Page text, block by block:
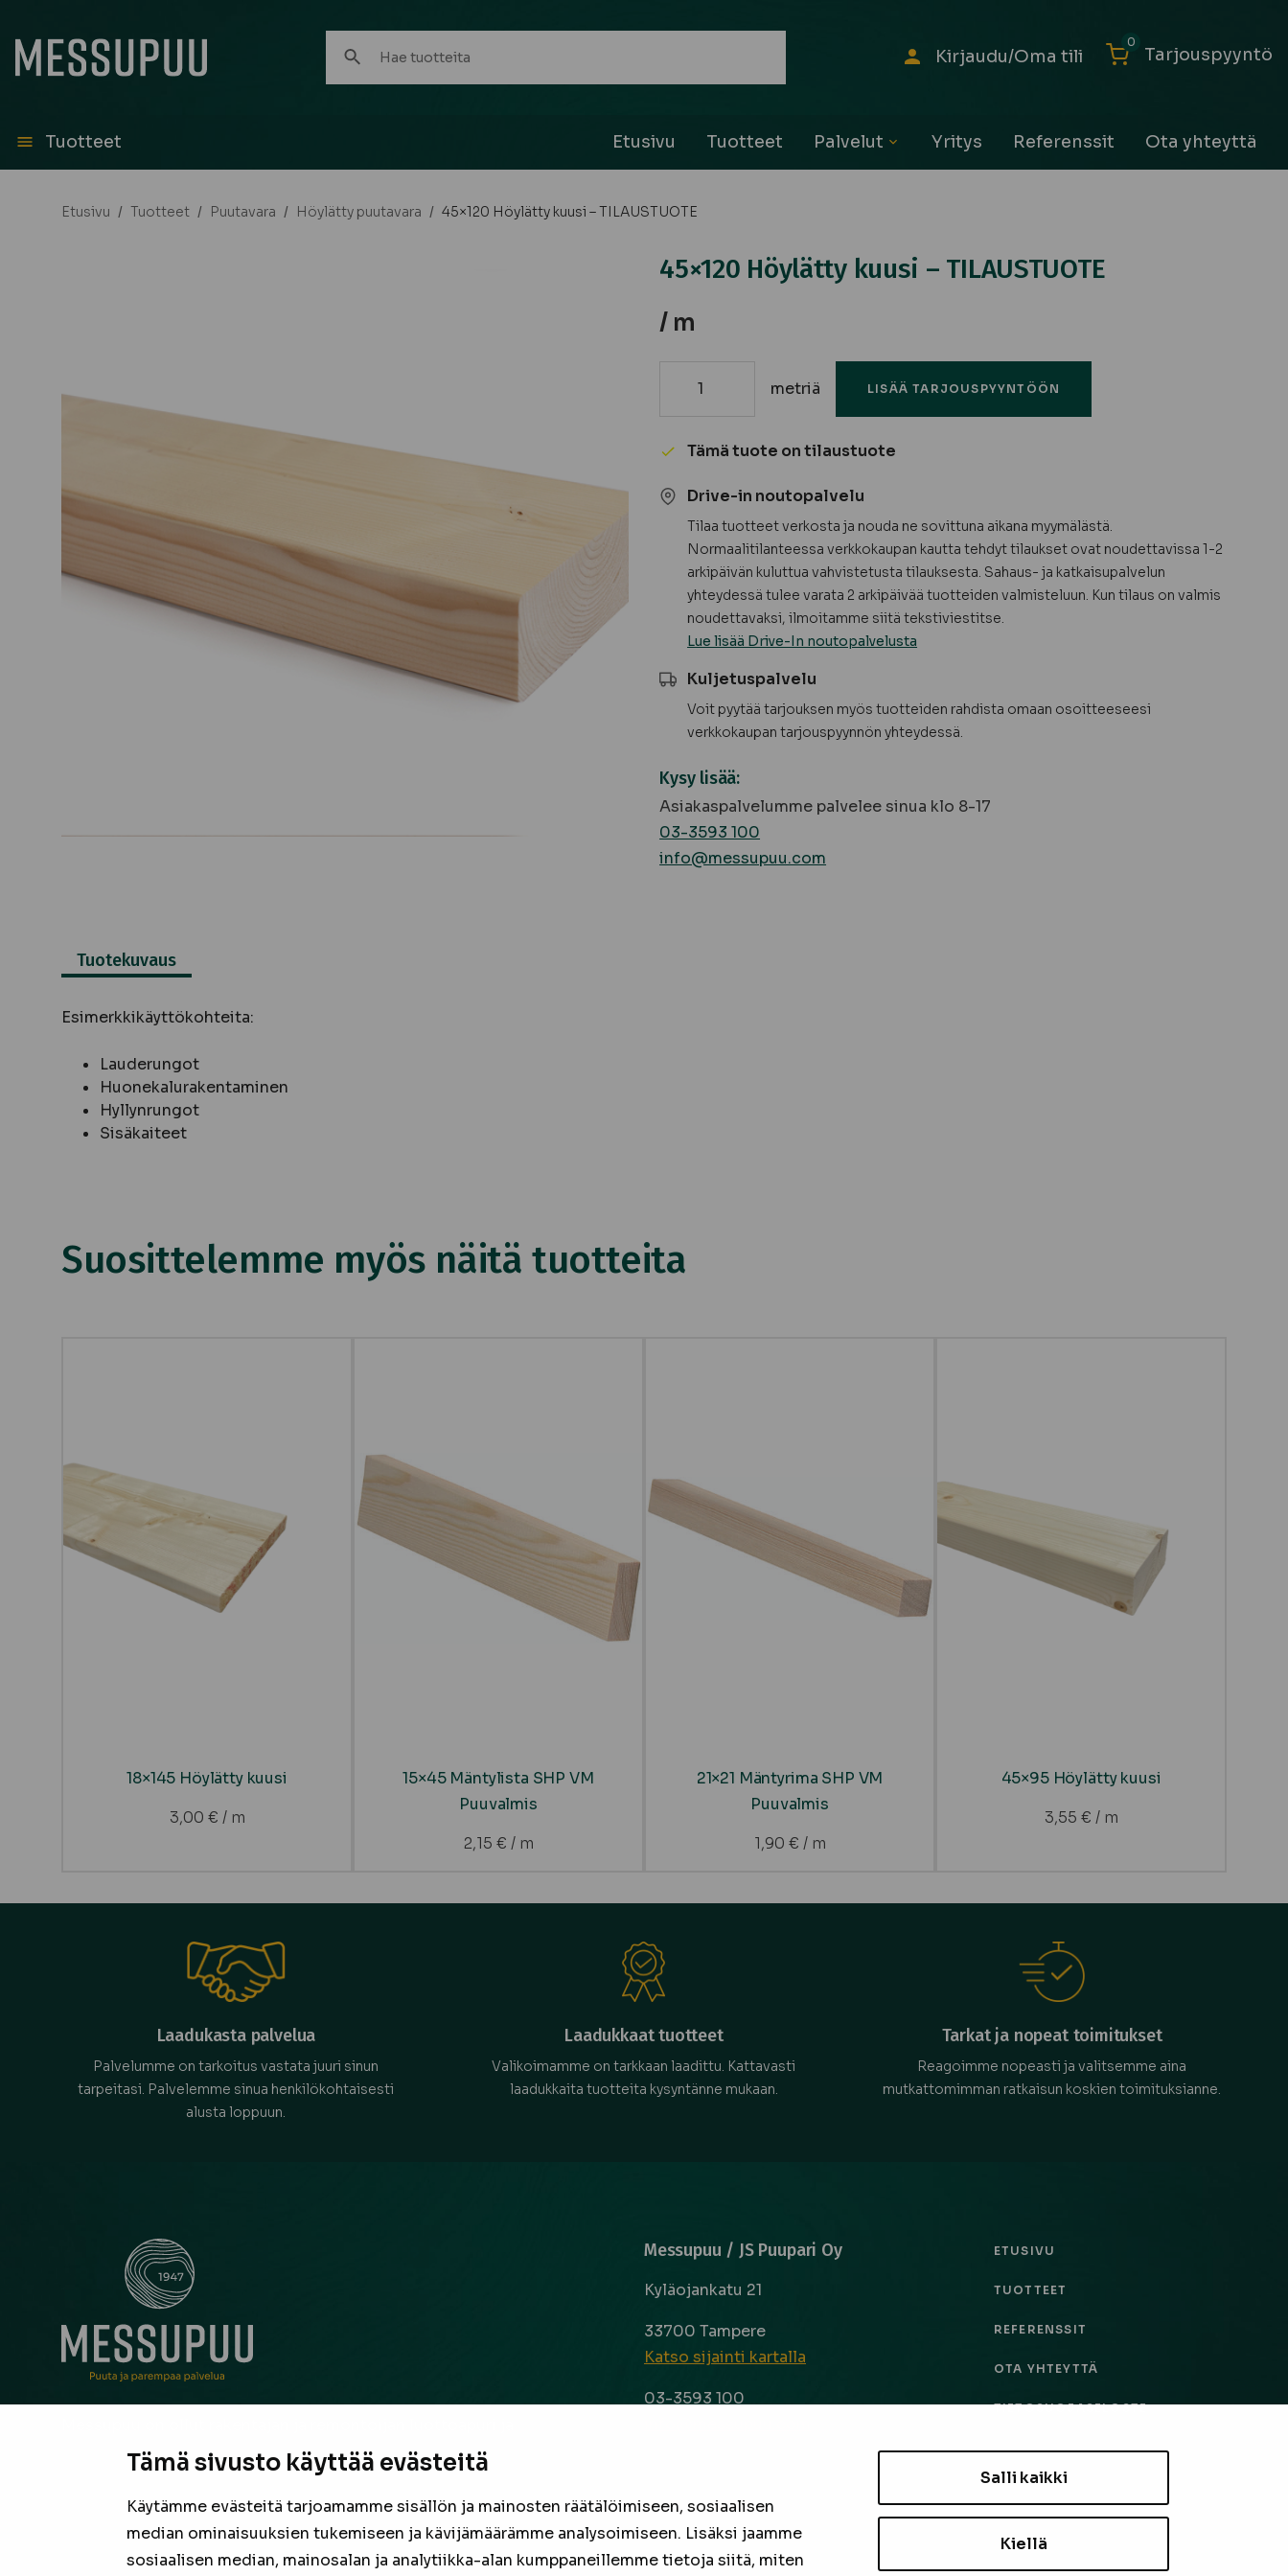
Tämä sivusto käyttää evästeitä
Käytämme evästeitä tarjoamamme sisällön ja mainosten räätälöimiseen, sosiaalisen
median ominaisuuksien tukemiseen ja kävijämäärämme analysoimiseen. Lisäksi jaamme
sosiaalisen median, mainosalan ja analytiikka-alan kumppaneillemme tietoja siitä, miten
Salli kaikki
Kiellä
tuotteita:
Kirjaudu/Oma tili Tarjouspyyntö
0
Tuotteet Etusivu Tuotteet Palvelut Yritys Referenssit Ota yhteyttä
Etusivu / Tuotteet / Puutavara / Höylätty puutavara / 45×120 Höylätty kuusi – TILAUSTUOTE
45×120 Höylätty kuusi – TILAUSTUOTE
/ m
45x120
kuusi
TILAUSTUOTE
metriä LISÄÄ TARJOUSPYYNTÖÖN
Tämä tuote on tilaustuote
Drive-in noutopalvelu
Tilaa tuotteet verkosta ja nouda ne sovittuna aikana myymälästä.
Normaalitilanteessa verkkokaupan kautta tehdyt tilaukset ovat noudettavissa 1-2
arkipäivän kuluttua vahvistetusta tilauksesta. Sahaus- ja katkaisupalvelun
yhteydessä tulee varata 2 arkipäivää tuotteiden valmisteluun. Kun tilaus on valmis
noudettavaksi, ilmoitamme siitä tekstiviestitse.
Lue lisää Drive-In noutopalvelusta
Kuljetuspalvelu
Voit pyytää tarjouksen myös tuotteiden rahdista omaan osoitteeseesi
verkkokaupan tarjouspyynnön yhteydessä.
Kysy lisää:
Asiakaspalvelumme palvelee sinua klo 8-17
03-3593 100
info@messupuu.com
Tuotekuvaus
Esimerkkikäyttökohteita:
Lauderungot
Huonekalurakentaminen
Hyllynrungot
Sisäkaiteet
Suosittelemme myös näitä tuotteita
18×145 Höylätty kuusi
3,00 € / m
15×45 Mäntylista SHP VM
Puuvalmis
2,15 € / m
21×21 Mäntyrima SHP VM
Puuvalmis
1,90 € / m
45×95 Höylätty kuusi
3,55 € / m
Laadukasta palvelua
Palvelumme on tarkoitus vastata juuri sinun
tarpeitasi. Palvelemme sinua henkilökohtaisesti
alusta loppuun.
Laadukkaat tuotteet
Valikoimamme on tarkkaan laadittu. Kattavasti
laadukkaita tuotteita kysyntänne mukaan.
Tarkat ja nopeat toimitukset
Reagoimme nopeasti ja valitsemme aina
mutkattomimman ratkaisun koskien toimituksianne.
neuvonantaja Pirkanmaalla jo vuodesta 1947. Oli kyse sitten
suurista hankkeista tai pienestä pintaremontista, laaja ja
laadukas valikoima sekä asiantunteva henkilökunta ovat
valmiina tarjoamaan parhaan puutavaran jokaiseen
projektiin.
Messupuu / JS Puupari Oy
Kyläojankatu 21
33700 Tampere
Katso sijainti kartalla
03-3593 100
la 9-14
FacebookInstagram
ETUSIVU
TUOTTEET
REFERENSSIT
OTA YHTEYTTÄ
TIETOSUOJASELOSTE
EVÄSTEASETUKSET
TILAA UUTISKIRJE